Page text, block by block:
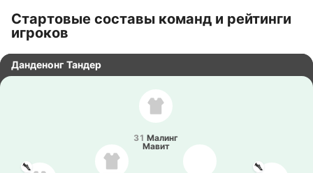
Стартовые составы команд и рейтинги
игроков
Данденонг Тандер
31 Малинг
Мавит